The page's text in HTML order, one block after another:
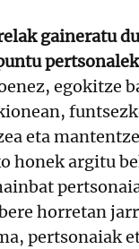
gaineratu
egokitze
eta
honek argitu
horretan
pertsonaiak